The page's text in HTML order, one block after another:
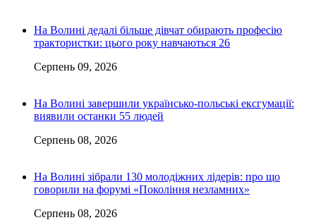
На Волині дедалі більше дівчат обирають професію
трактористки: цього року навчаються 26
Серпень 09, 2026
На Волині завершили українсько-польські ексгумації:
виявили останки 55 людей
Серпень 08, 2026
На Волині зібрали 130 молодіжних лідерів: про що
говорили на форумі «Покоління незламних»
Серпень 08, 2026